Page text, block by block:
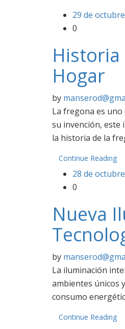
29 de
0
Historia
Hogar
by
La fregona es
su invención, este
la historia de la
Continue Reading
28 de
0
Nueva
by
La iluminación
ambientes únicos
consumo
Continue Reading